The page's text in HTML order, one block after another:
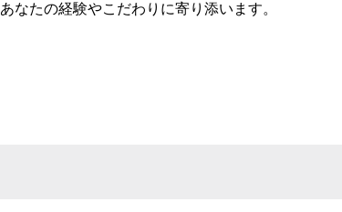
あなたの経験やこだわりに寄り添います。